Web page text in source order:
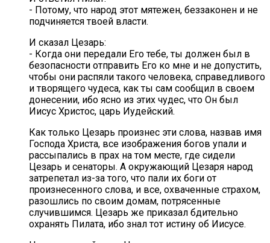
- Потому, что народ этот мятежен, беззаконен и не
подчиняется твоей власти.
И сказал Цезарь:
- Когда они передали Его тебе, ты должен был в
безопасности отправить Его ко мне и не допустить,
чтобы они распяли такого человека, справедливого
и творящего чудеса, как ты сам сообщил в своем
донесении, ибо ясно из этих чудес, что Он был
Иисус Христос, царь Иудейский.
Как только Цезарь произнес эти слова, назвав имя
Господа Христа, все изображения богов упали и
рассыпались в прах на том месте, где сидели
Цезарь и сенаторы. А окружающий Цезаря народ
затрепетал из-за того, что пали их боги от
произнесенного слова, и все, охваченные страхом,
разошлись по своим домам, потрясенные
случившимся. Цезарь же приказал бдительно
охранять Пилата, ибо знал тот истину об Иисусе.